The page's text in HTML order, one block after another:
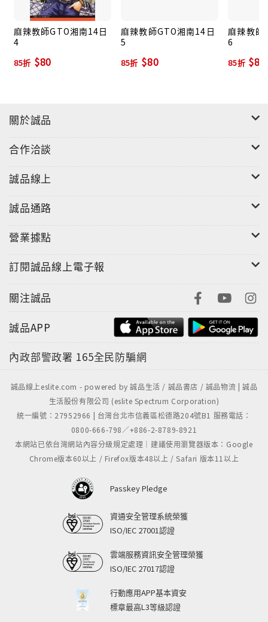
麻辣教師GTO湘南14日
4
85折 $80
麻辣教師GTO湘南14日
5
85折 $80
麻辣教師
6
85折 $80
關於誠品
合作洽談
誠品線上
誠品通路
營業據點
訂閱誠品線上電子報
關注誠品
誠品APP
內政部警政署 165全民防騙網
誠品線上eslite.com - powered by 誠品生活 / 誠品書店 / 誠品物流 | 誠品
生活股份有限公司 (eslite Spectrum Corporation)
統一編號：27952966 | 台灣台北市信義區松德路204號B1 服務電話：
0800-666-798／+886-2-8789-8921
本網站已依台灣網站內容分級規定處理｜建議使用瀏覽器版本：Google
Chrome版本60以上 / Firefox版本48以上 / Safari 版本11以上
Passkey Pledge
資通安全管理系統榮獲
ISO/IEC 27001認證
雲端服務資訊安全管理榮獲
ISO/IEC 27017認證
行動應用APP基本資安
標章最高L3等級認證